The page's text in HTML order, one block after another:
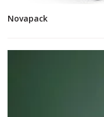
Novapack